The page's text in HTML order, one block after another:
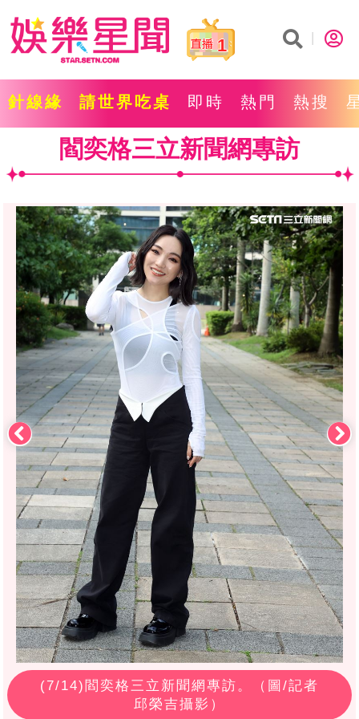
1
針線緣 請世界吃桌 即時 熱門 熱搜
閻奕格三立新聞網專訪
(7/14)閻奕格三立新聞網專訪。（圖/記者
邱榮吉攝影）